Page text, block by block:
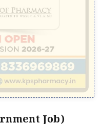
Job)